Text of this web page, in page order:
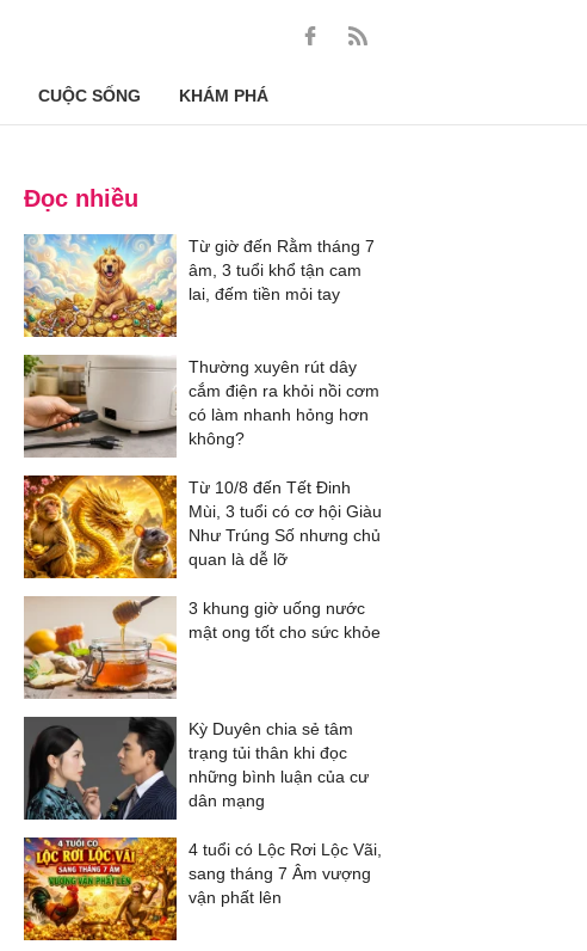
CUỘC SỐNG KHÁM PHÁ
Đọc nhiều
Từ giờ đến Rằm tháng 7
âm, 3 tuổi khổ tận cam
lai, đếm tiền mỏi tay
Thường xuyên rút dây
cắm điện ra khỏi nồi cơm
có làm nhanh hỏng hơn
không?
Từ 10/8 đến Tết Đinh
Mùi, 3 tuổi có cơ hội Giàu
Như Trúng Số nhưng chủ
quan là dễ lỡ
3 khung giờ uống nước
mật ong tốt cho sức khỏe
Kỳ Duyên chia sẻ tâm
trạng tủi thân khi đọc
những bình luận của cư
dân mạng
4 tuổi có Lộc Rơi Lộc Vãi,
sang tháng 7 Âm vượng
vận phất lên